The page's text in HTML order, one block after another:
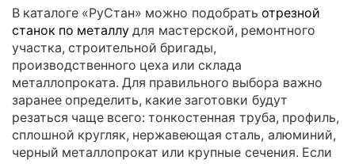
В каталоге «РуСтан» можно подобрать отрезной
станок по металлу для мастерской, ремонтного
участка, строительной бригады,
производственного цеха или склада
металлопроката. Для правильного выбора важно
заранее определить, какие заготовки будут
резаться чаще всего: тонкостенная труба, профиль,
сплошной кругляк, нержавеющая сталь, алюминий,
черный металлопрокат или крупные сечения. Если